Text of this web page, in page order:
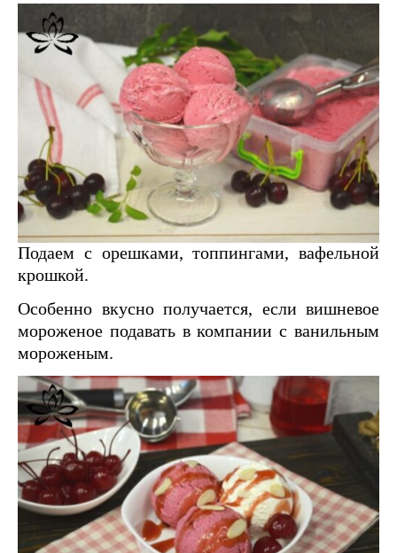
Подаем с орешками, топпингами, вафельной
крошкой.
Особенно вкусно получается, если вишневое
мороженое подавать в компании с ванильным
мороженым.